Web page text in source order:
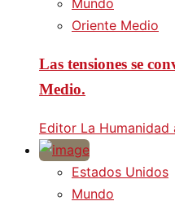
Oriente Medio
Las tensiones se
Medio.
Editor La Humanidad
Estados Unidos
Mundo